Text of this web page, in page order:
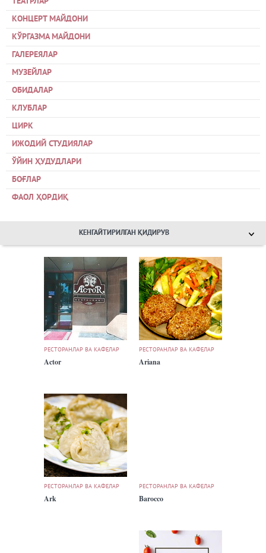
КОНЦЕРТ МАЙДОНИ
КЎРГАЗМА МАЙДОНИ
ГАЛЕРЕЯЛАР
МУЗЕЙЛАР
ОБИДАЛАР
КЛУБЛАР
ЦИРК
ИЖОДИЙ СТУДИЯЛАР
ЎЙИН ҲУДУДЛАРИ
БОҒЛАР
ФАОЛ ҲОРДИҚ
КЕНГАЙТИРИЛГАН ҚИДИРУВ
РЕСТОРАНЛАР ВА КАФЕЛАР
Actor
РЕСТОРАНЛАР ВА КАФЕЛАР
Ariana
РЕСТОРАНЛАР ВА КАФЕЛАР
Ark
РЕСТОРАНЛАР ВА КАФЕЛАР
Barocco